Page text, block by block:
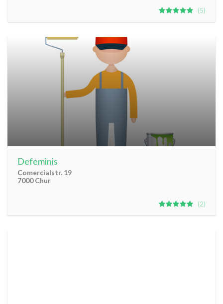
5
Defeminis
Comercialstr. 19
7000 Chur
2